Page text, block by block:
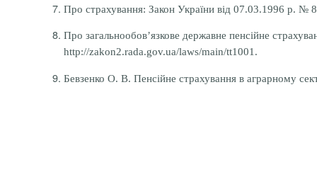
Про страхування: Закон України від 07.03.1996 р.
Про загальнообов’язкове державне пенсійне
http://zakon2.rada.gov.ua/laws/main/tt1001.
Бевзенко О. В. Пенсійне страхування в аграрному